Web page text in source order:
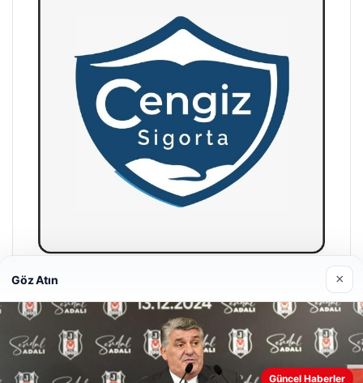
Hastaş Beton
26/05/2026
Göz Atın ×
Güncel Haberler